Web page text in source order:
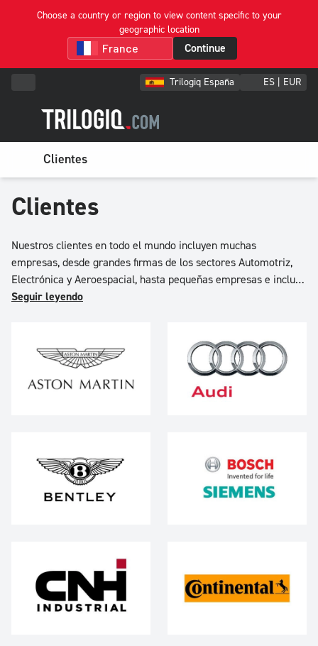
Choose a country or region to view content specific to your
geographic location
Continue
Trilogiq España ES | EUR
Clientes
Clientes
Nuestros clientes en todo el mundo incluyen muchas
empresas, desde grandes firmas de los sectores Automotriz,
Electrónica y Aeroespacial, hasta pequeñas empresas e incluso
personas que simplemente quieren clasificar, almacenar y
Seguir leyendo